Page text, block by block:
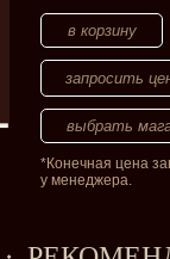
запросить
*Конечная цена
у менеджера.